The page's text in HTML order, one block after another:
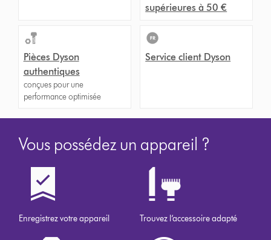
supérieures à 50 €
Pièces Dyson
authentiques
conçues pour une
performance optimisée
Service client Dyson
Vous possédez un appareil ?
Enregistrez votre appareil Trouvez l’accessoire adapté